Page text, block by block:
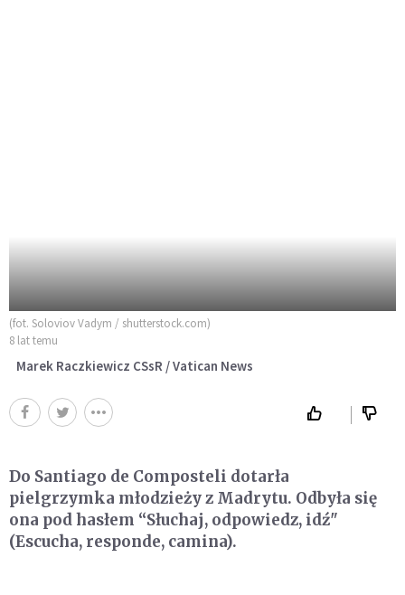
(fot. Soloviov Vadym / shutterstock.com)
8 lat temu
Marek Raczkiewicz CSsR / Vatican News
Do Santiago de Composteli dotarła
pielgrzymka młodzieży z Madrytu. Odbyła się
ona pod hasłem “Słuchaj, odpowiedz, idź"
(Escucha, responde, camina).